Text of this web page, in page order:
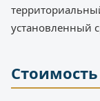
установленный